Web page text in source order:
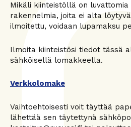
Mikäli kiinteistöllä on luvattomia
rakennelmia, joita ei alta
ilmoitettu, voidaan lupamaksu
Ilmoita kiinteistösi tiedot tässä
sähköisellä lomakkeella.
Verkkolomake
Vaihtoehtoisesti voit täyttää
lähettää sen täytettynä